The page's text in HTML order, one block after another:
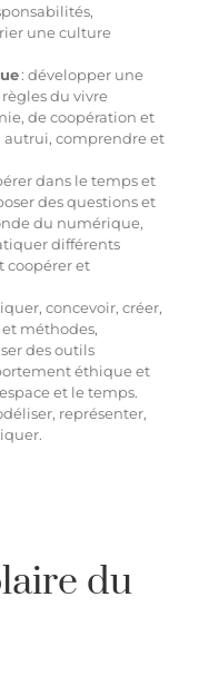
une culture
: développer une
du vivre
de coopération et
autrui, comprendre et
dans le temps et
des questions et
du numérique,
différents
coopérer et
concevoir, créer,
et méthodes,
des outils
éthique et
et le temps.
représenter,
du